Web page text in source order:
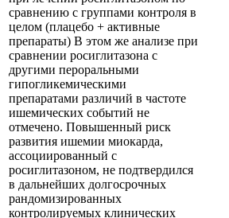
сравнению с группами контроля в
целом (плацебо + активные
препараты) В этом же анализе при
сравнении росиглитазона с
другими пероральными
гипогликемическими
препаратами различий в частоте
ишемических событий не
отмечено. Повышенный риск
развития ишемии миокарда,
ассоциированный с
росиглитазоном, не подтвердился
в дальнейших долгосрочных
рандомизированных
контролируемых клинических